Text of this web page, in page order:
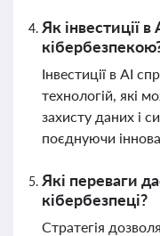
Як інвестиції в
Інвестиції в AI
технологій, які
захисту даних і
поєднуючи
Які переваги
кібербезпеці?
Стратегія